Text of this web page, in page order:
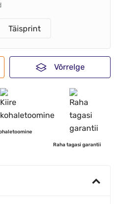
Täisprint
Võrrelge
Raha tagasi garantii